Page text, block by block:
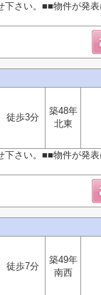
さい。■■物件が発
徒歩3分
築48年
北東
さい。■■物件が発
徒歩7分
築49年
南西